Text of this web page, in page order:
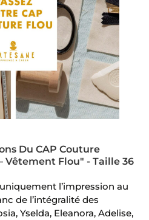
Du CAP Couture
Vêtement Flou" - Taille 36
l’impression au
de l’intégralité des
Yselda, Eleanora, Adelise,